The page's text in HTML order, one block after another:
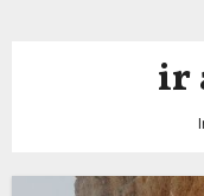
ir